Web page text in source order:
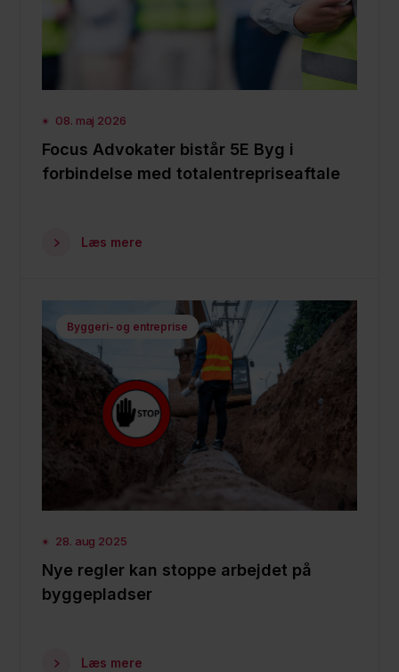
08. maj 2026
Focus Advokater bistår 5E Byg i
forbindelse med totalentrepriseaftale
Læs mere
Byggeri- og entreprise
28. aug 2025
Nye regler kan stoppe arbejdet på
byggepladser
Læs mere